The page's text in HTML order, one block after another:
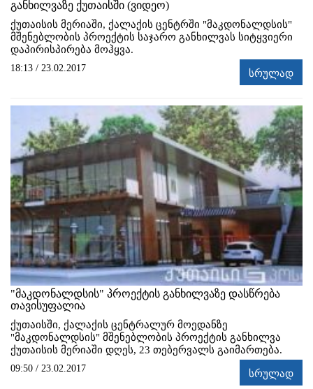
განხილვაზე ქუთაისში (ვიდეო)
ქუთაისის მერიაში, ქალაქის ცენტრში "მაკდონალდსის"
მშენებლობის პროექტის საჯარო განხილვას სიტყვიერი
დაპირისპირება მოჰყვა.
18:13 / 23.02.2017 სრულად
"მაკდონალდსის" პროექტის განხილვაზე დასწრება
თავისუფალია
ქუთაისში, ქალაქის ცენტრალურ მოედანზე
"მაკდონალდსის" მშენებლობის პროექტის განხილვა
ქუთაისის მერიაში დღეს, 23 თებერვალს გაიმართება.
09:50 / 23.02.2017 სრულად